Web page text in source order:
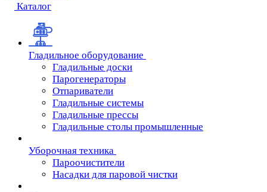
Каталог
Гладильное оборудование
Гладильные доски
Парогенераторы
Отпариватели
Гладильные системы
Гладильные прессы
Гладильные столы промышленные
Уборочная техника
Пароочистители
Насадки для паровой чистки